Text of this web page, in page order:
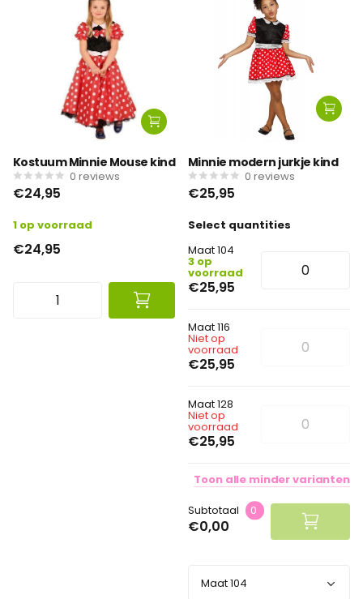
Kostuum Minnie Mouse kind
0 reviews
€24,95
1 op voorraad
€24,95
Minnie modern jurkje kind
0 reviews
€25,95
Select quantities
Maat 104
3 op
voorraad
€25,95
Maat 116
Niet op
voorraad
€25,95
Maat 128
Niet op
voorraad
€25,95
Toon alle mindervarianten
Subtotaal
0
€0,00